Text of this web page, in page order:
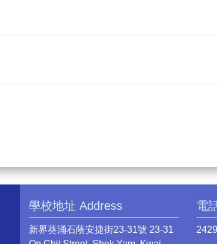
學校地址 Address
新界葵涌石蔭安捷街23-31號 23-31
電